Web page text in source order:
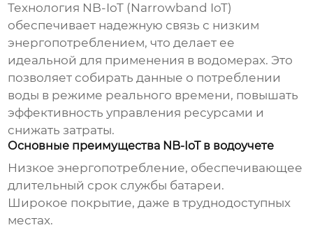
Технология NB-IoT (Narrowband IoT)
обеспечивает надежную связь с низким
энергопотреблением, что делает ее
идеальной для применения в водомерах. Это
позволяет собирать данные о потреблении
воды в режиме реального времени, повышать
эффективность управления ресурсами и
снижать затраты.
Основные преимущества NB-IoT в водоучете
Низкое энергопотребление, обеспечивающее
длительный срок службы батареи.
Широкое покрытие, даже в труднодоступных
местах.